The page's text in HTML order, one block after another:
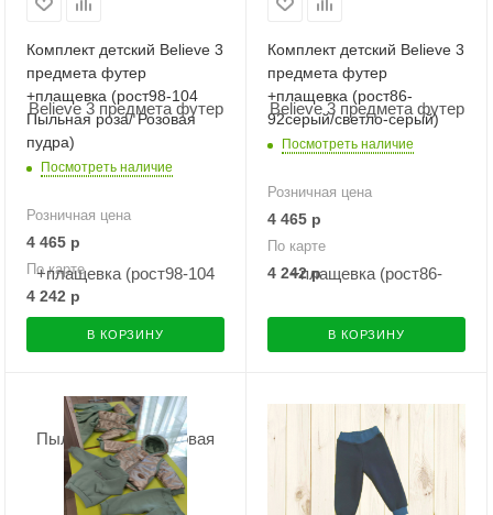
Комплект детский Believe 3
предмета футер
+плащевка (рост98-104
Пыльная роза/ Розовая
пудра)
Посмотреть наличие
Розничная цена
4 465 р
По карте
4 242 р
В КОРЗИНУ
Комплект детский Believe 3
предмета футер
+плащевка (рост86-
92серый/светло-серый)
Посмотреть наличие
Розничная цена
4 465 р
По карте
4 242р
В КОРЗИНУ